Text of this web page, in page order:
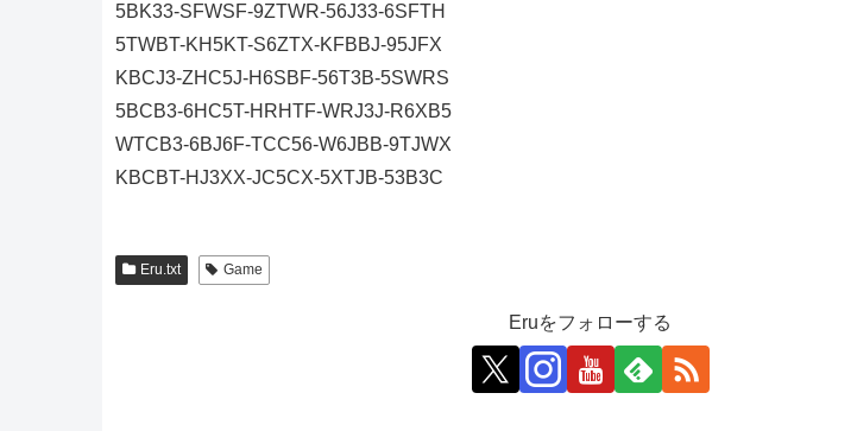
5BK33-SFWSF-9ZTWR-56J33-6SFTH
5TWBT-KH5KT-S6ZTX-KFBBJ-95JFX
KBCJ3-ZHC5J-H6SBF-56T3B-5SWRS
5BCB3-6HC5T-HRHTF-WRJ3J-R6XB5
WTCB3-6BJ6F-TCC56-W6JBB-9TJWX
KBCBT-HJ3XX-JC5CX-5XTJB-53B3C
Eru.txt Game
Eruをフォローする